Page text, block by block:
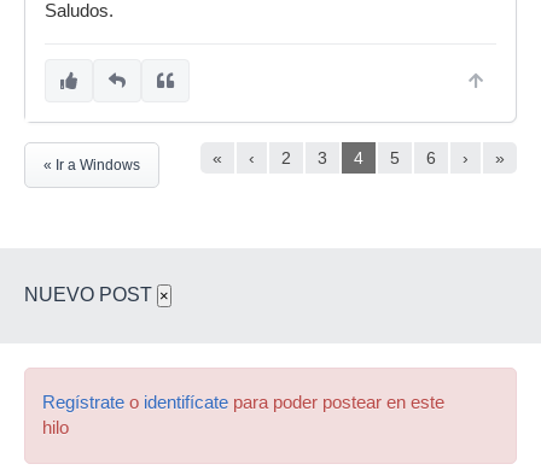
Saludos.
« ‹ 2 3 4 5 6 › »
« Ir a Windows
NUEVO POST ×
Regístrate o identifícate para poder postear en este
hilo